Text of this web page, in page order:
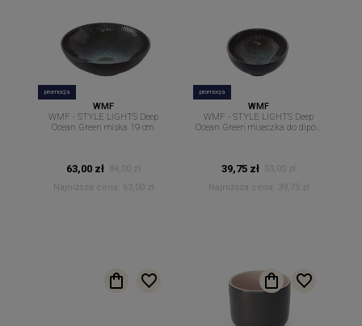
promocja
WMF
WMF - STYLE LIGHTS Deep
Ocean Green miska 19 cm.
63,00 zł 84,00 zł
Najniższa cena:
63,00 zł
promocja
WMF
WMF - STYLE LIGHTS Deep
Ocean Green miseczka do dipów
39,75 zł
53,00 zł
Najniższa cena:
39,75 zł